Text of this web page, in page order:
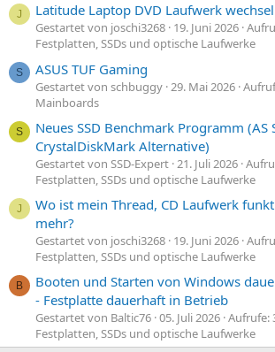
J Latitude Laptop DVD Laufwerk
Gestartet von joschi3268 19. Juni 2026
Festplatten, SSDs und optische Laufwerke
S ASUS TUF Gaming
Gestartet von schbuggy 29. Mai 2026
Mainboards
S
Neues SSD Benchmark Programm (AS
CrystalDiskMark Alternative)
Gestartet von SSD-Expert 21. Juli 2026
Festplatten, SSDs und optische Laufwerke
J
Wo ist mein Thread, CD Laufwerk
mehr?
Gestartet von joschi3268 19. Juni 2026
Festplatten, SSDs und optische Laufwerke
B
Booten und Starten von Windows
- Festplatte dauerhaft in Betrieb
Gestartet von Baltic76 05. Juli 2026 Aufrufe:
Festplatten, SSDs und optische Laufwerke